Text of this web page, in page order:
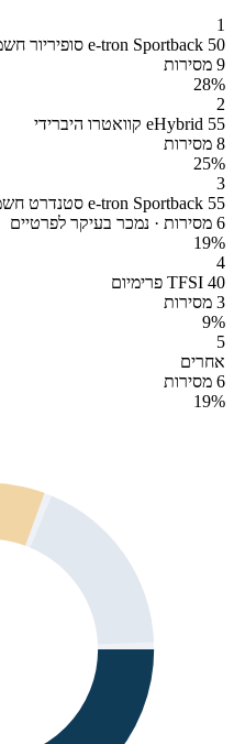
1
e-tron Sportback 50 סופיריור חשמלי
9 מסירות
28%
2
55 eHybrid קוואטרו היברידי
8 מסירות
25%
3
e-tron Sportback 55 סטנדרט חשמלי
6 מסירות · נמכר בעיקר לפרטיים
19%
4
40 TFSI פרימיום
3 מסירות
9%
5
אחרים
6 מסירות
19%